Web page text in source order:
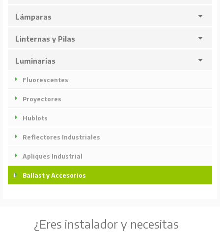
Lámparas
Linternas y Pilas
Luminarias
Fluorescentes
Proyectores
Hublots
Reflectores Industriales
Apliques Industrial
Ballast y Accesorios
¿Eres instalador y necesitas